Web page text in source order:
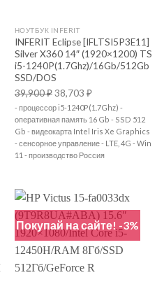
НОУТБУК INFERIT
INFERIT Eclipse [IFLTSI5P3E11]
Silver X360 14″ (1920×1200) TS
i5-1240P(1.7Ghz)/16Gb/512Gb
SSD/DOS
39,900₽ 38,703 ₽
- процессор i5-1240P(1.7Ghz) -
оперативная память 16 Gb - SSD 512
Gb - видеокарта Intel Iris Xe Graphics
- сенсорное управление - LTE, 4G - Win
11 - производство Россия
Покупай на сайте! -3%